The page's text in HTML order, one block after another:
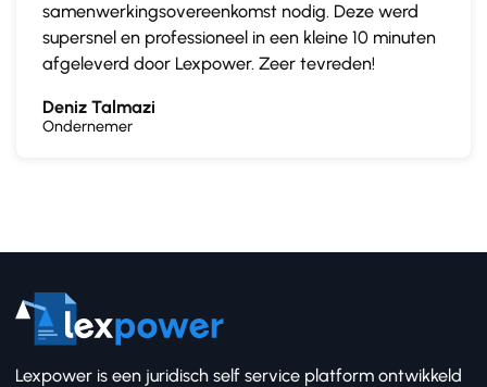
samenwerkingsovereenkomst nodig. Deze werd
supersnel en professioneel in een kleine 10 minuten
afgeleverd door Lexpower. Zeer tevreden!
Deniz Talmazi
Ondernemer
Lexpower is een juridisch self service platform ontwikkeld